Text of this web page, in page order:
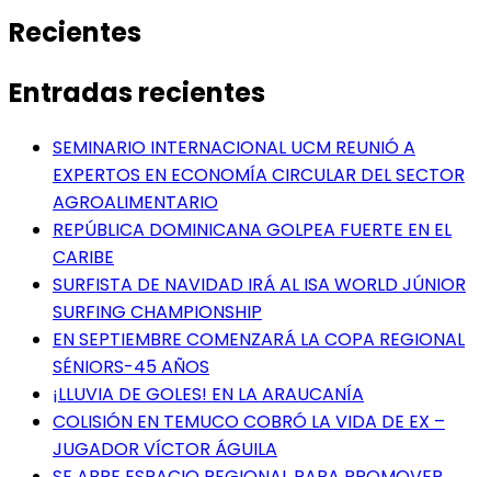
Recientes
Entradas recientes
SEMINARIO INTERNACIONAL UCM REUNIÓ A
EXPERTOS EN ECONOMÍA CIRCULAR DEL SECTOR
AGROALIMENTARIO
REPÚBLICA DOMINICANA GOLPEA FUERTE EN EL
CARIBE
SURFISTA DE NAVIDAD IRÁ AL ISA WORLD JÚNIOR
SURFING CHAMPIONSHIP
EN SEPTIEMBRE COMENZARÁ LA COPA REGIONAL
SÉNIORS-45 AÑOS
¡LLUVIA DE GOLES! EN LA ARAUCANÍA
COLISIÓN EN TEMUCO COBRÓ LA VIDA DE EX –
JUGADOR VÍCTOR ÁGUILA